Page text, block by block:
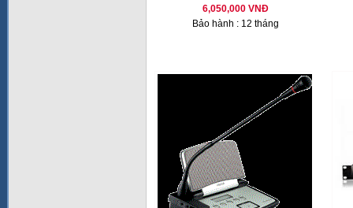
6,050,000 VNĐ
Bảo hành : 12 tháng